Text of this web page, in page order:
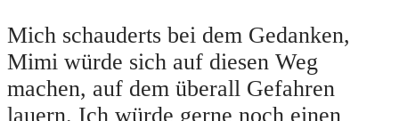
Mich schauderts bei dem Gedanken,
Mimi würde sich auf diesen Weg
machen, auf dem überall Gefahren
lauern. Ich würde gerne noch einen